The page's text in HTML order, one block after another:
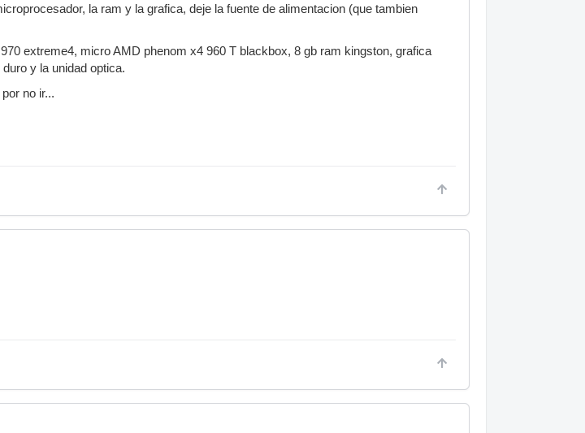
la ram y la grafica, deje la fuente de alimentacion (que tambien
extreme4, micro AMD phenom x4 960 T blackbox, 8 gb ram kingston, grafica
y la unidad optica.
no ir...